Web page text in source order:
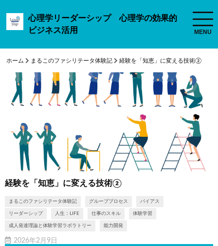
心理学リーダーシップ 心理学の効果的
ビジネス活用
ホーム まるこのファシリテータ体験記 経験を「知恵」に変える技術②
経験を「知恵」に変える技術②
まるこのファシリテータ体験記 グループプロセス バイアス
リーダーシップ 人生：LIFE 仕事のスキル 体験学習
成人発達理論と体験学習ラボラトリー 能力開発
2026年2月9日